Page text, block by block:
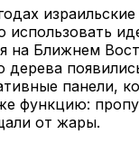
использовать
на Ближнем
дерева
панели,
функцию:
от жары.